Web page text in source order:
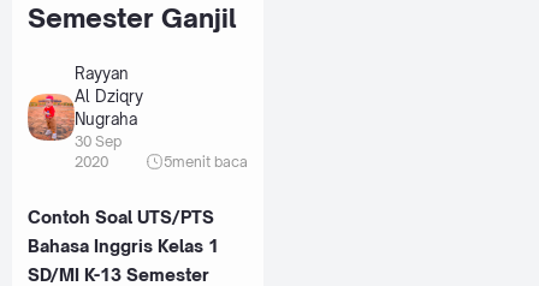
Semester Ganjil
Rayyan
Al Dziqry
Nugraha
30 Sep
2020
5menit baca
Contoh Soal UTS/PTS
Bahasa Inggris Kelas 1
SD/MI K-13 Semester